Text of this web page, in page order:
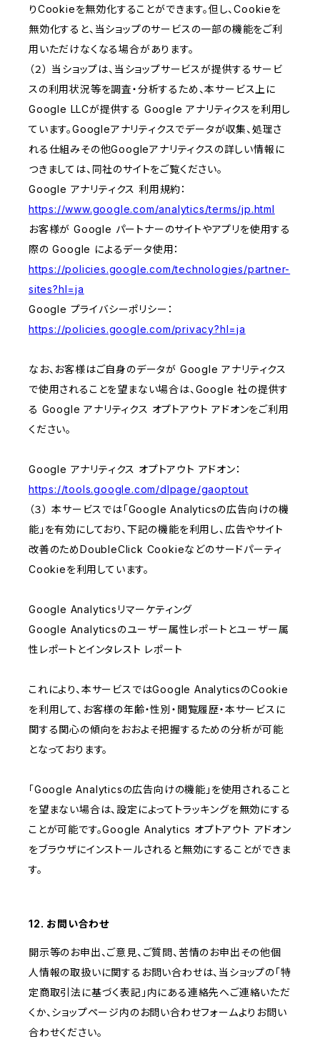
りCookieを無効化することができます。但し、Cookieを
無効化すると、当ショップのサービスの一部の機能をご利
用いただけなくなる場合があります。
（２） 当ショップは、当ショップサービスが提供するサービ
スの利用状況等を調査・分析するため、本サービス上に
Google LLCが提供する Google アナリティクスを利用し
ています。Googleアナリティクスでデータが収集、処理さ
れる仕組みその他Googleアナリティクスの詳しい情報に
つきましては、同社のサイトをご覧ください。
Google アナリティクス 利用規約：
https://www.google.com/analytics/terms/jp.html
お客様が Google パートナーのサイトやアプリを使用する
際の Google によるデータ使用：
https://policies.google.com/technologies/partner-
sites?hl=ja
Google プライバシーポリシー：
https://policies.google.com/privacy?hl=ja
なお、お客様はご自身のデータが Google アナリティクス
で使用されることを望まない場合は、Google 社の提供す
る Google アナリティクス オプトアウト アドオンをご利用
ください。
Google アナリティクス オプトアウト アドオン：
https://tools.google.com/dlpage/gaoptout
（３） 本サービスでは「Google Analyticsの広告向けの機
能」を有効にしており、下記の機能を利用し、広告やサイト
改善のためDoubleClick Cookieなどのサードパーティ
Cookieを利用しています。
Google Analyticsリマーケティング
Google Analyticsのユーザー属性レポートとユーザー属
性レポートとインタレスト レポート
これにより、本サービスではGoogle AnalyticsのCookie
を利用して、お客様の年齢・性別・閲覧履歴・本サービスに
関する関心の傾向をおおよそ把握するための分析が可能
となっております。
「Google Analyticsの広告向けの機能」を使用されること
を望まない場合は、設定によってトラッキングを無効にする
ことが可能です。Google Analytics オプトアウト アドオン
をブラウザにインストールされると無効にすることができま
す。
12. お問い合わせ
開示等のお申出、ご意見、ご質問、苦情のお申出その他個
人情報の取扱いに関するお問い合わせは、当ショップの「特
定商取引法に基づく表記」内にある連絡先へご連絡いただ
くか、ショップページ内のお問い合わせフォームよりお問い
合わせください。